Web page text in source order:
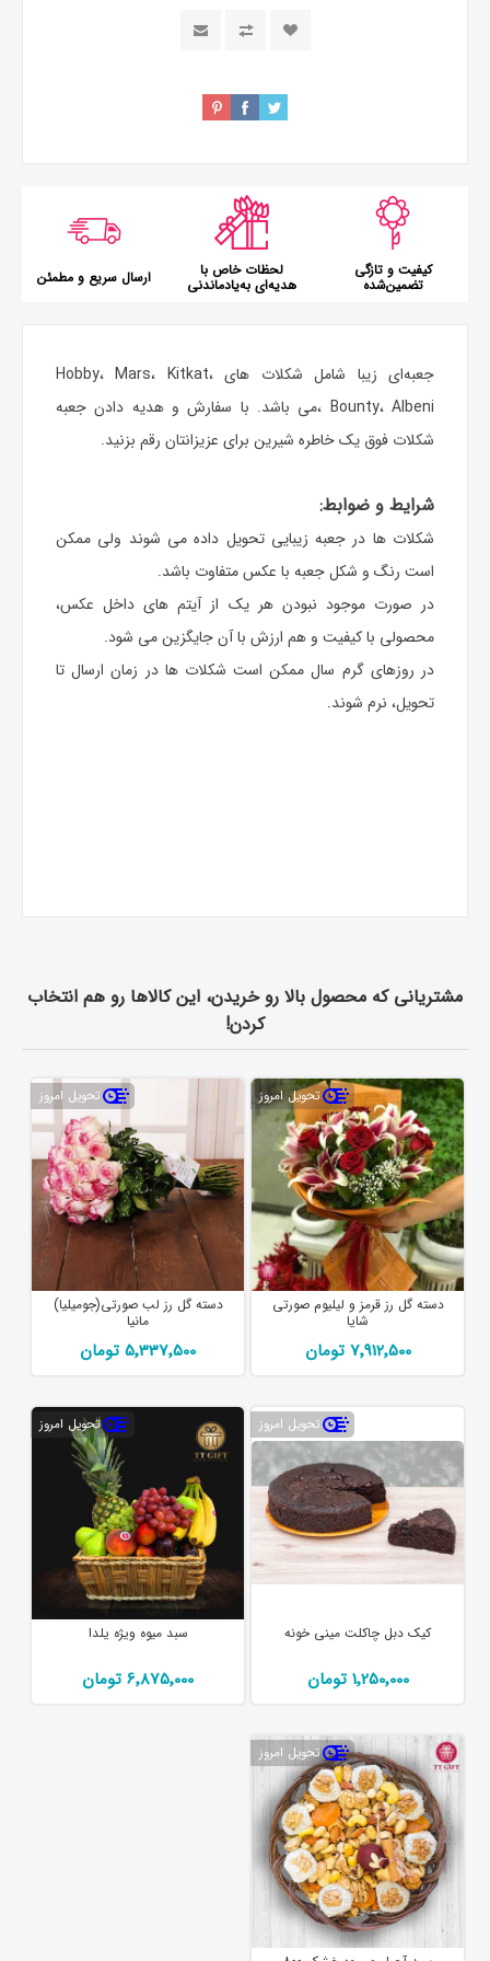
کیفیت و تازگی
تضمین‌شده
لحظات خاص با
هدیه‌ای به‌یادماندنی ارسال سریع و مطمئن
جعبه‌ای زیبا شامل شکلات های Hobby، Mars، Kitkat،
Bounty، Albeni ،می باشد. با سفارش و هدیه دادن جعبه
شکلات فوق یک خاطره شیرین برای عزیزانتان رقم بزنید.
شرایط و ضوابط:
شکلات ها در جعبه زیبایی تحویل داده می شوند ولی ممکن
است رنگ و شکل جعبه با عکس متفاوت باشد.
در صورت موجود نبودن هر یک از آیتم های داخل عکس،
محصولی با کیفیت و هم ارزش با آن جایگزین می شود.
در روزهای گرم سال ممکن است شکلات ها در زمان ارسال تا
تحویل، نرم شوند.
مشتریانی که محصول بالا رو خریدن، این کالاها رو هم انتخاب
کردن!
تحویل امروز
دسته گل رز قرمز و لیلیوم صورتی
شایا
7٬912٬500 تومان
تحویل امروز
دسته گل رز لب صورتی(جومیلیا)
مانیا
5٬337٬500 تومان
تحویل امروز
کیک دبل چاکلت مینی خونه
1٬250٬000 تومان
تحویل امروز
سبد میوه ویژه یلدا
6٬875٬000 تومان
تحویل امروز